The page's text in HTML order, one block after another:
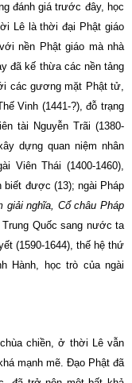
đánh giá trước đây, học
Lê là thời đại Phật giáo
nền Phật giáo mà nhà
đã kế thừa các nền tảng
các gương mặt Phật tử,
Vinh (1441-?), đỗ trạng
tài Nguyễn Trãi (1380-
dựng quan niệm nhân
Viên Thái (1400-1460),
biết được (13); ngài Pháp
giải nghĩa, Cổ châu Pháp
Quốc sang nước ta
(1590-1644), thế hệ thứ
Hành, học trò của ngài
chiền, ở thời Lê vẫn
mạnh mẽ. Ðạo Phật đã